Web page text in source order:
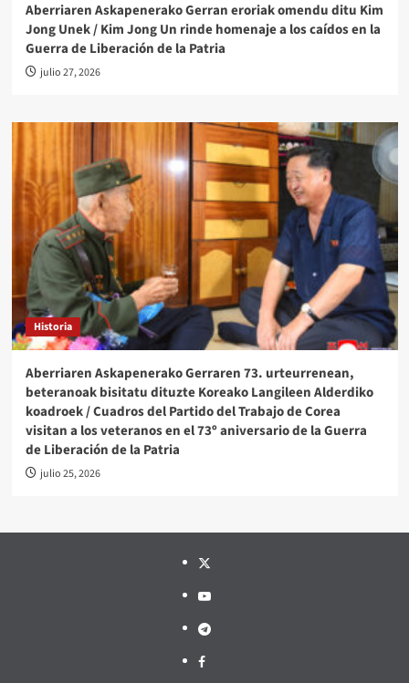
Aberriaren Askapenerako Gerran eroriak omendu ditu Kim
Jong Unek / Kim Jong Un rinde homenaje a los caídos en la
Guerra de Liberación de la Patria
julio 27, 2026
Historia
Aberriaren Askapenerako Gerraren 73. urteurrenean,
beteranoak bisitatu dituzte Koreako Langileen Alderdiko
koadroek / Cuadros del Partido del Trabajo de Corea
visitan a los veteranos en el 73º aniversario de la Guerra
de Liberación de la Patria
julio 25, 2026
Twitter
YouTube
Telegram
Facebook